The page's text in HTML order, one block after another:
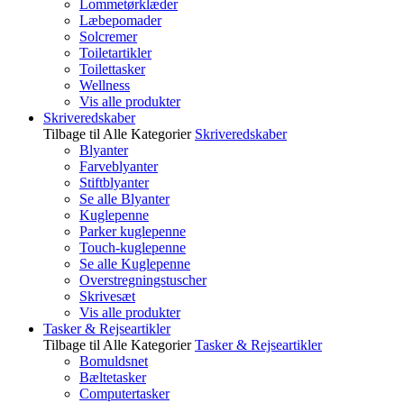
Lommetørklæder
Læbepomader
Solcremer
Toiletartikler
Toilettasker
Wellness
Vis alle produkter
Skriveredskaber
Tilbage til Alle Kategorier Skriveredskaber
Blyanter
Farveblyanter
Stiftblyanter
Se alle Blyanter
Kuglepenne
Parker kuglepenne
Touch-kuglepenne
Se alle Kuglepenne
Overstregningstuscher
Skrivesæt
Vis alle produkter
Tasker & Rejseartikler
Tilbage til Alle Kategorier Tasker & Rejseartikler
Bomuldsnet
Bæltetasker
Computertasker